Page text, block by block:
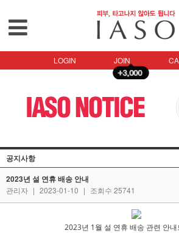
LOGIN JOIN
공지사항
2023년 설 연휴 배송 안내
관리자 | 2023-01-10 | 조회수 25741
2023년 1월 설 연휴 배송 관련 안